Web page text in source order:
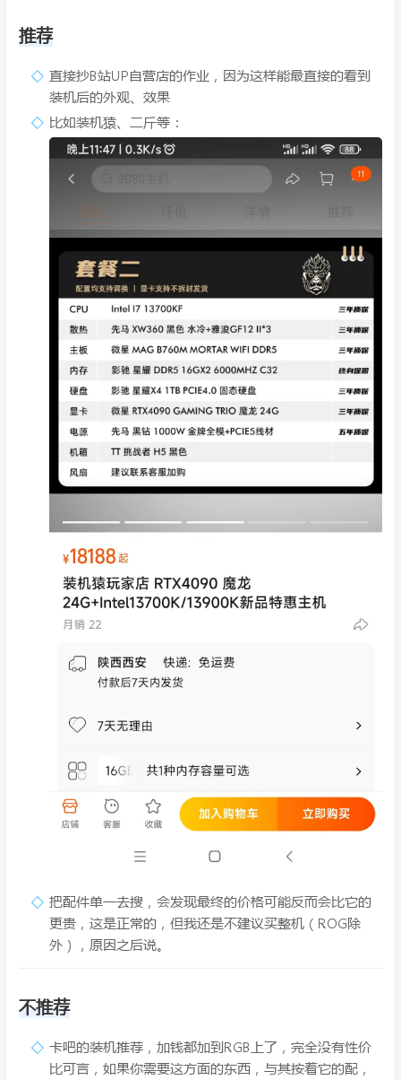
推荐
直接抄B站UP自营店的作业，因为这样能最直接的看到
装机后的外观、效果
比如装机猿、二斤等：
把配件单一去搜，会发现最终的价格可能反而会比它的
更贵，这是正常的，但我还是不建议买整机（ROG除
外），原因之后说。
不推荐
卡吧的装机推荐，加钱都加到RGB上了，完全没有性价
比可言，如果你需要这方面的东西，与其按着它的配，